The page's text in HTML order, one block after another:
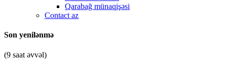
Qarabağ münaqişəsi
Contact az
Son yenilənmə
(9 saat əvvəl)